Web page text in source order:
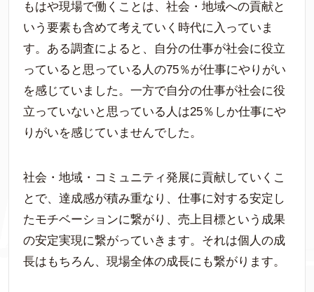
もはや現場で働くことは、社会・地域への貢献と
いう要素も含めて考えていく時代に入っていま
す。ある調査によると、自分の仕事が社会に役立
っていると思っている人の75％が仕事にやりがい
を感じていました。一方で自分の仕事が社会に役
立っていないと思っている人は25％しか仕事にや
りがいを感じていませんでした。
社会・地域・コミュニティ発展に貢献していくこ
とで、達成感が積み重なり、仕事に対する安定し
たモチベーションに繋がり、売上目標という成果
の安定実現に繋がっていきます。それは個人の成
長はもちろん、現場全体の成長にも繋がります。